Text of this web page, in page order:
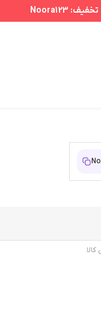
تخفیف: Noora123